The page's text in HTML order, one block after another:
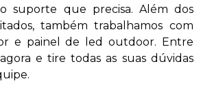
suporte que precisa. Além dos
também trabalhamos com
e painel de led outdoor. Entre
e tire todas as suas dúvidas